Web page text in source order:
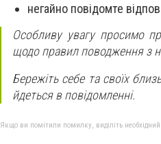
негайно повідомте
Особливу увагу просимо
щодо правил поводження з
Бережіть себе та своїх
йдеться в повідомленні.
Якщо ви помітили помилку, виділіть